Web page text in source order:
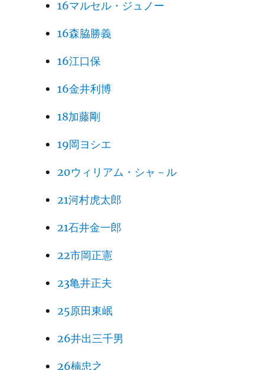
16マルセル・ジュノー
16森脇勝義
16江口保
16金井利博
18加藤剛
19岡ヨシエ
20ウィリアム・シャ－ル
21河村虎太郎
21石井金一郎
22市岡正憲
23亀井正夫
25原田東岷
26井出三千男
26楠忠之